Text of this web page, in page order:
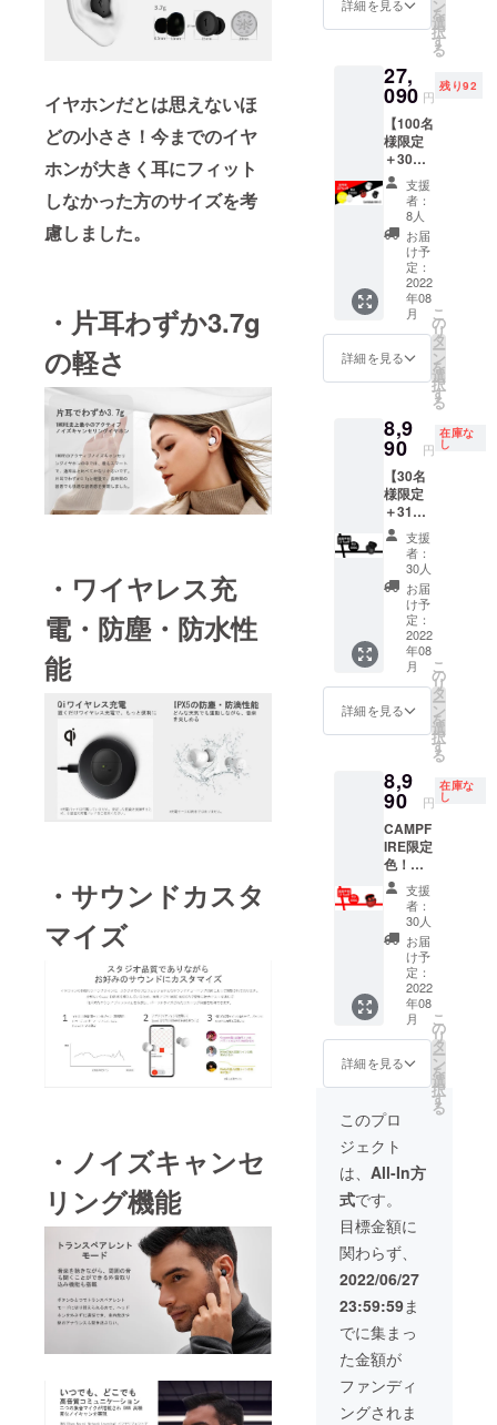
イヤホンだとは思えないほ
どの小ささ！今までのイヤ
ホンが大きく耳にフィット
しなかった方のサイズを考
慮しました。
・片耳わずか3.7g
の軽さ
・ワイヤレス充
電・防塵・防水性
能
・サウンドカスタ
マイズ
・ノイズキャンセ
リング機能
む多言
語対
応）×1
25800
円（税
送料無
料（日
本国内
限定）
内容
物：
●Comfo
buds
mini本
体 ×2 ●
充電
ケース
×2 ● 充
電ケー
ブル×2
● クリ
ア収納
書（日
本語を
含む多
言語対
応）×2
詳細を見る ン
を
選
択
す
る
27,
090 円
残り92
【100名
様限定
＋30%
OFF】
価
格:2709
0円（税
込） 一
般予定
販売価
格：
38700
円（税
込） ※
送料無
料（日
限定）
内容
物：
●Comfo
buds
mini本
体 ×3 ●
充電
ケース
×3 ● ク
リア収
納ケー
ス×3 ●
充電
ケーブ
ル×3 ●
取扱説
む多言
語対
応）×3
支援
者：
8人
お届
け予
定：
2022
年08
月
詳細を見る
こ
の
リ
タ
ー
ン
を
選
択
す
る
8,9
90 円
在庫な
し
【30名
様限定
＋31%
OFF】
価
格:8990
円（税
込） 一
般予定
販売価
格：
12900
円（税
込） ※
送料無
料（日
限定）
内容
物：
●Comfo
buds
mini本
体 ×1 ●
充電
ケース
×1 ● 充
電ケー
ブル×1
● 取扱
説明書
（日本
語を含
む多言
支援
者：
30人
お届
け予
定：
2022
年08
月
詳細を見る
こ
の
リ
タ
ー
ン
を
選
択
す
る
8,9
90 円
在庫な
し
CAMPF
IRE限定
色！
【30名
様限定
＋31%
OFF】
格:8990
円（税
込） 一
般予定
販売価
格：
12900
円（税
込） ※
送料無
料（日
本国内
限定）
内容
物：
●Comfo
buds
mini本
体 ×1 ●
充電
ケース
×1 ● 充
電ケー
ブル×1
● 取扱
説明書
支援
者：
30人
お届
け予
定：
2022
年08
月
詳細を見る
こ
の
リ
タ
ー
ン
を
選
択
す
る
このプロ
ジェクト
は、 All-In方
式です。
目標金額に
関わらず、
2022/06/27
23:59:59ま
でに集まっ
た金額が
ファンディ
ングされま